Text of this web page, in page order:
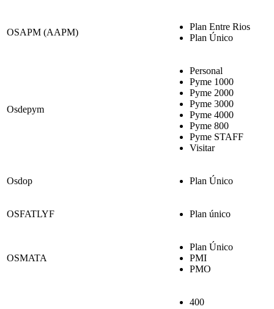
OSAPM (AAPM)
Plan Entre Rios
Plan Único
Osdepym
Personal
Pyme 1000
Pyme 2000
Pyme 3000
Pyme 4000
Pyme 800
Pyme STAFF
Visitar
Osdop Plan Único
OSFATLYF Plan único
OSMATA
Plan Único
PMI
PMO
400